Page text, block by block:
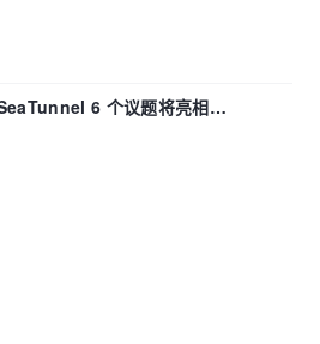
6 个议题将亮相
Asia 2026